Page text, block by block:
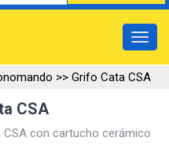
>> Grifo Cata CSA
CSA
con cartucho cerámico